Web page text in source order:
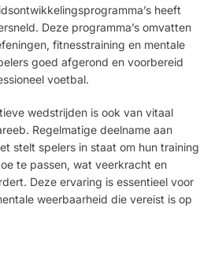
heeft
Deze programma’s omvatten
fitnesstraining en mentale
goed afgerond en voorbereid
voetbal.
wedstrijden is ook van vitaal
Regelmatige deelname aan
stelt spelers in staat om hun training
te passen, wat veerkracht en
Deze ervaring is essentieel voor
weerbaarheid die vereist is op